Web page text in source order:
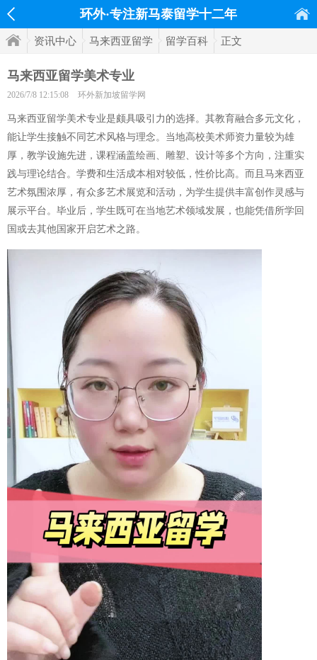
环外·专注新马泰留学十二年
资讯中心 马来西亚留学 留学百科 正文
马来西亚留学美术专业
2026/7/8 12:15:08 环外新加坡留学网
马来西亚留学美术专业是颇具吸引力的选择。其教育融合多元文化，
能让学生接触不同艺术风格与理念。当地高校美术师资力量较为雄
厚，教学设施先进，课程涵盖绘画、雕塑、设计等多个方向，注重实
践与理论结合。学费和生活成本相对较低，性价比高。而且马来西亚
艺术氛围浓厚，有众多艺术展览和活动，为学生提供丰富创作灵感与
展示平台。毕业后，学生既可在当地艺术领域发展，也能凭借所学回
国或去其他国家开启艺术之路。